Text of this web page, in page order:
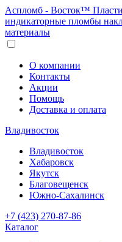
Аспломб - Восток™
индикаторные пломбы
материалы
О компании
Контакты
Акции
Помощь
Доставка и оплата
Владивосток
Владивосток
Хабаровск
Якутск
Благовещенск
Южно-Сахалинск
+7 (423) 270-87-86
Каталог